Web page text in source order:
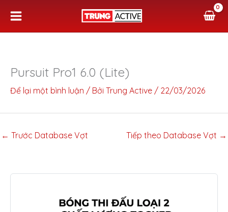
nội
Pursuit Pro1 6.0 (Lite)
Để lại một bình luận / Bởi Trung Active / 22/03/2026
← Trước Database Vợt Tiếp theo Database Vợt →